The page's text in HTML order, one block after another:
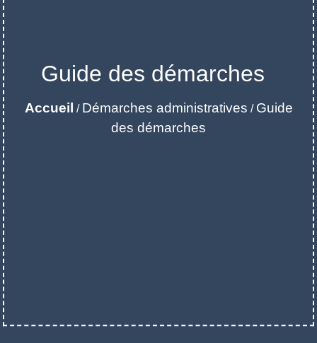
Guide des démarches
Accueil / Démarches administratives / Guide
des démarches